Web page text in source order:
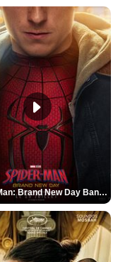
Spider-Man: Brand New Day Bande-annonce VO STFR